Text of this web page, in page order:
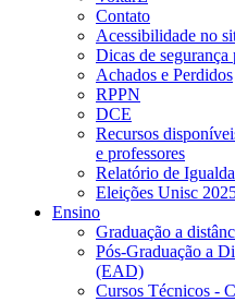
Contato
Acessibilidade no
Dicas de segurança
Achados e Perdidos
RPPN
DCE
Recursos
e professores
Relatório de
Eleições Unisc
Ensino
Graduação a
Pós-Graduação a
(EAD)
Cursos Técnicos -